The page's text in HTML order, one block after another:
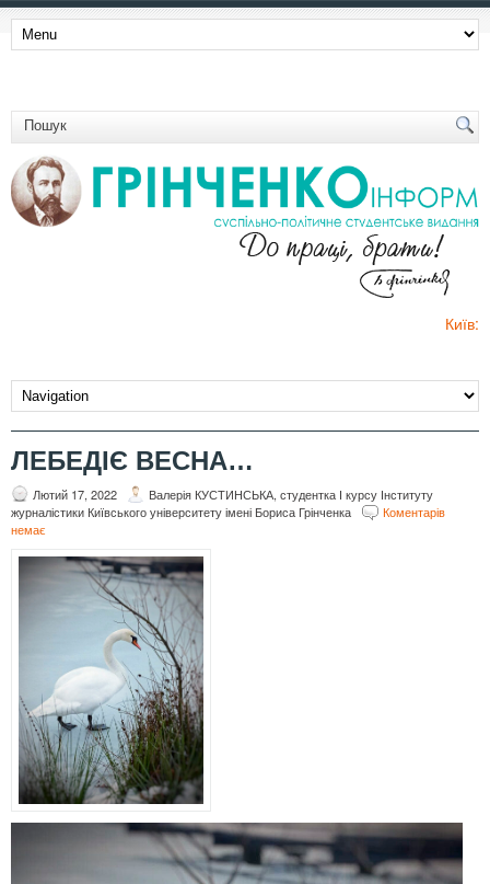
Київ:
ЛЕБЕДІЄ ВЕСНА…
Лютий 17, 2022
Валерія КУСТИНСЬКА, студентка І курсу Інституту
журналістики Київського університету імені Бориса Грінченка
Коментарів
немає